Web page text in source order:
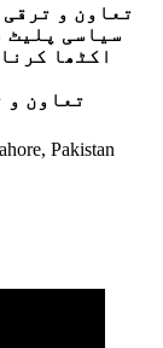
تعاون و
سیاسی پلیٹ
اکٹھا
تعاون و
Pakistan